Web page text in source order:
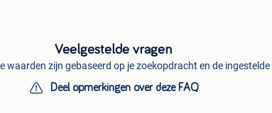
Veelgestelde vragen
waarden zijn gebaseerd op je zoekopdracht en de
Deel opmerkingen over deze FAQ